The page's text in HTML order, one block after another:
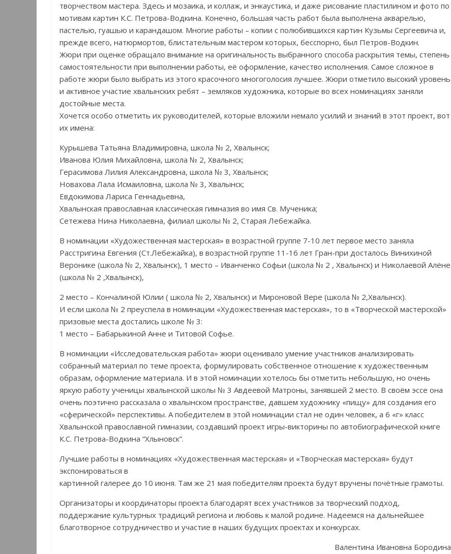
творчеством мастера. Здесь и мозаика, и коллаж, и энкаустика, и даже рисование пластилином и фото по
мотивам картин К.С. Петрова-Водкина. Конечно, большая часть работ была выполнена акварелью,
пастелью, гуашью и карандашом. Многие работы – копии с полюбившихся картин Кузьмы Сергеевича и,
прежде всего, натюрмортов, блистательным мастером которых, бесспорно, был Петров-Водкин.
Жюри при оценке обращало внимание на оригинальность выбранного способа раскрытия темы, степень
самостоятельности при выполнении работы, её оформление, качество исполнения. Самое сложное в
работе жюри было выбрать из этого красочного многоголосия лучшее. Жюри отметило высокий уровень
и активное участие хвалынских ребят – земляков художника, которые во всех номинациях заняли
достойные места.
Хочется особо отметить их руководителей, которые вложили немало усилий и знаний в этот проект, вот
их имена:
Курышева Татьяна Владимировна, школа № 2, Хвалынск;
Иванова Юлия Михайловна, школа № 2, Хвалынск;
Герасимова Лилия Александровна, школа № 3, Хвалынск;
Новахова Лала Исмаиловна, школа № 3, Хвалынск;
Евдокимова Лариса Геннадьевна,
Хвалынская православная классическая гимназия во имя Св. Мученика;
Сетежева Нина Николаевна, филиал школы № 2, Старая Лебежайка.
В номинации «Художественная мастерская» в возрастной группе 7-10 лет первое место заняла
Расстригина Евгения (Ст.Лебежайка), в возрастной группе 11-16 лет Гран-при досталось Винихиной
Веронике (школа № 2, Хвалынск), 1 место – Иванченко Софьи (школа № 2 , Хвалынск) и Николаевой Алёне
(школа № 2 ,Хвалынск),
2 место – Кончалиной Юлии ( школа № 2, Хвалынск) и Мироновой Вере (школа № 2,Хвалынск).
И если школа № 2 преуспела в номинации «Художественная мастерская», то в «Творческой мастерской»
призовые места достались школе № 3:
1 место – Бабарыкиной Анне и Титовой Софье.
В номинации «Исследовательская работа» жюри оценивало умение участников анализировать
собранный материал по теме проекта, формулировать собственное отношение к художественным
образам, оформление материала. И в этой номинации хотелось бы отметить небольшую, но очень
яркую работу ученицы хвалынской школы № 3 Авдеевой Матроны, занявшей 2 место. В своём эссе она
очень поэтично рассказала о хвалынском пространстве, давшем художнику «пищу» для создания его
«сферической» перспективы. А победителем в этой номинации стал не один человек, а 6 «г» класс
Хвалынской православной гимназии, создавший проект игры-викторины по автобиографической книге
К.С. Петрова-Водкина “Хлыновск”.
Лучшие работы в номинациях «Художественная мастерская» и «Творческая мастерская» будут
экспонироваться в
картинной галерее до 10 июня. Там же 21 мая победителям проекта будут вручены почётные грамоты.
Организаторы и координаторы проекта благодарят всех участников за творческий подход,
поддержание культурных традиций региона и любовь к малой родине. Надеемся на дальнейшее
благотворное сотрудничество и участие в наших будущих проектах и конкурсах.
Валентина Ивановна Бородина